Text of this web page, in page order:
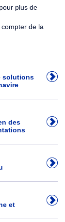
plus de
de la
solutions
des
et